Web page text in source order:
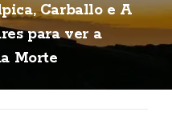
Carballo e A
para ver a
Morte